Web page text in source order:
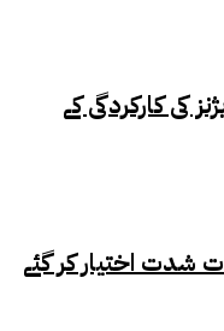
کی کارکردگی کے
شدت اختیار کر گئے